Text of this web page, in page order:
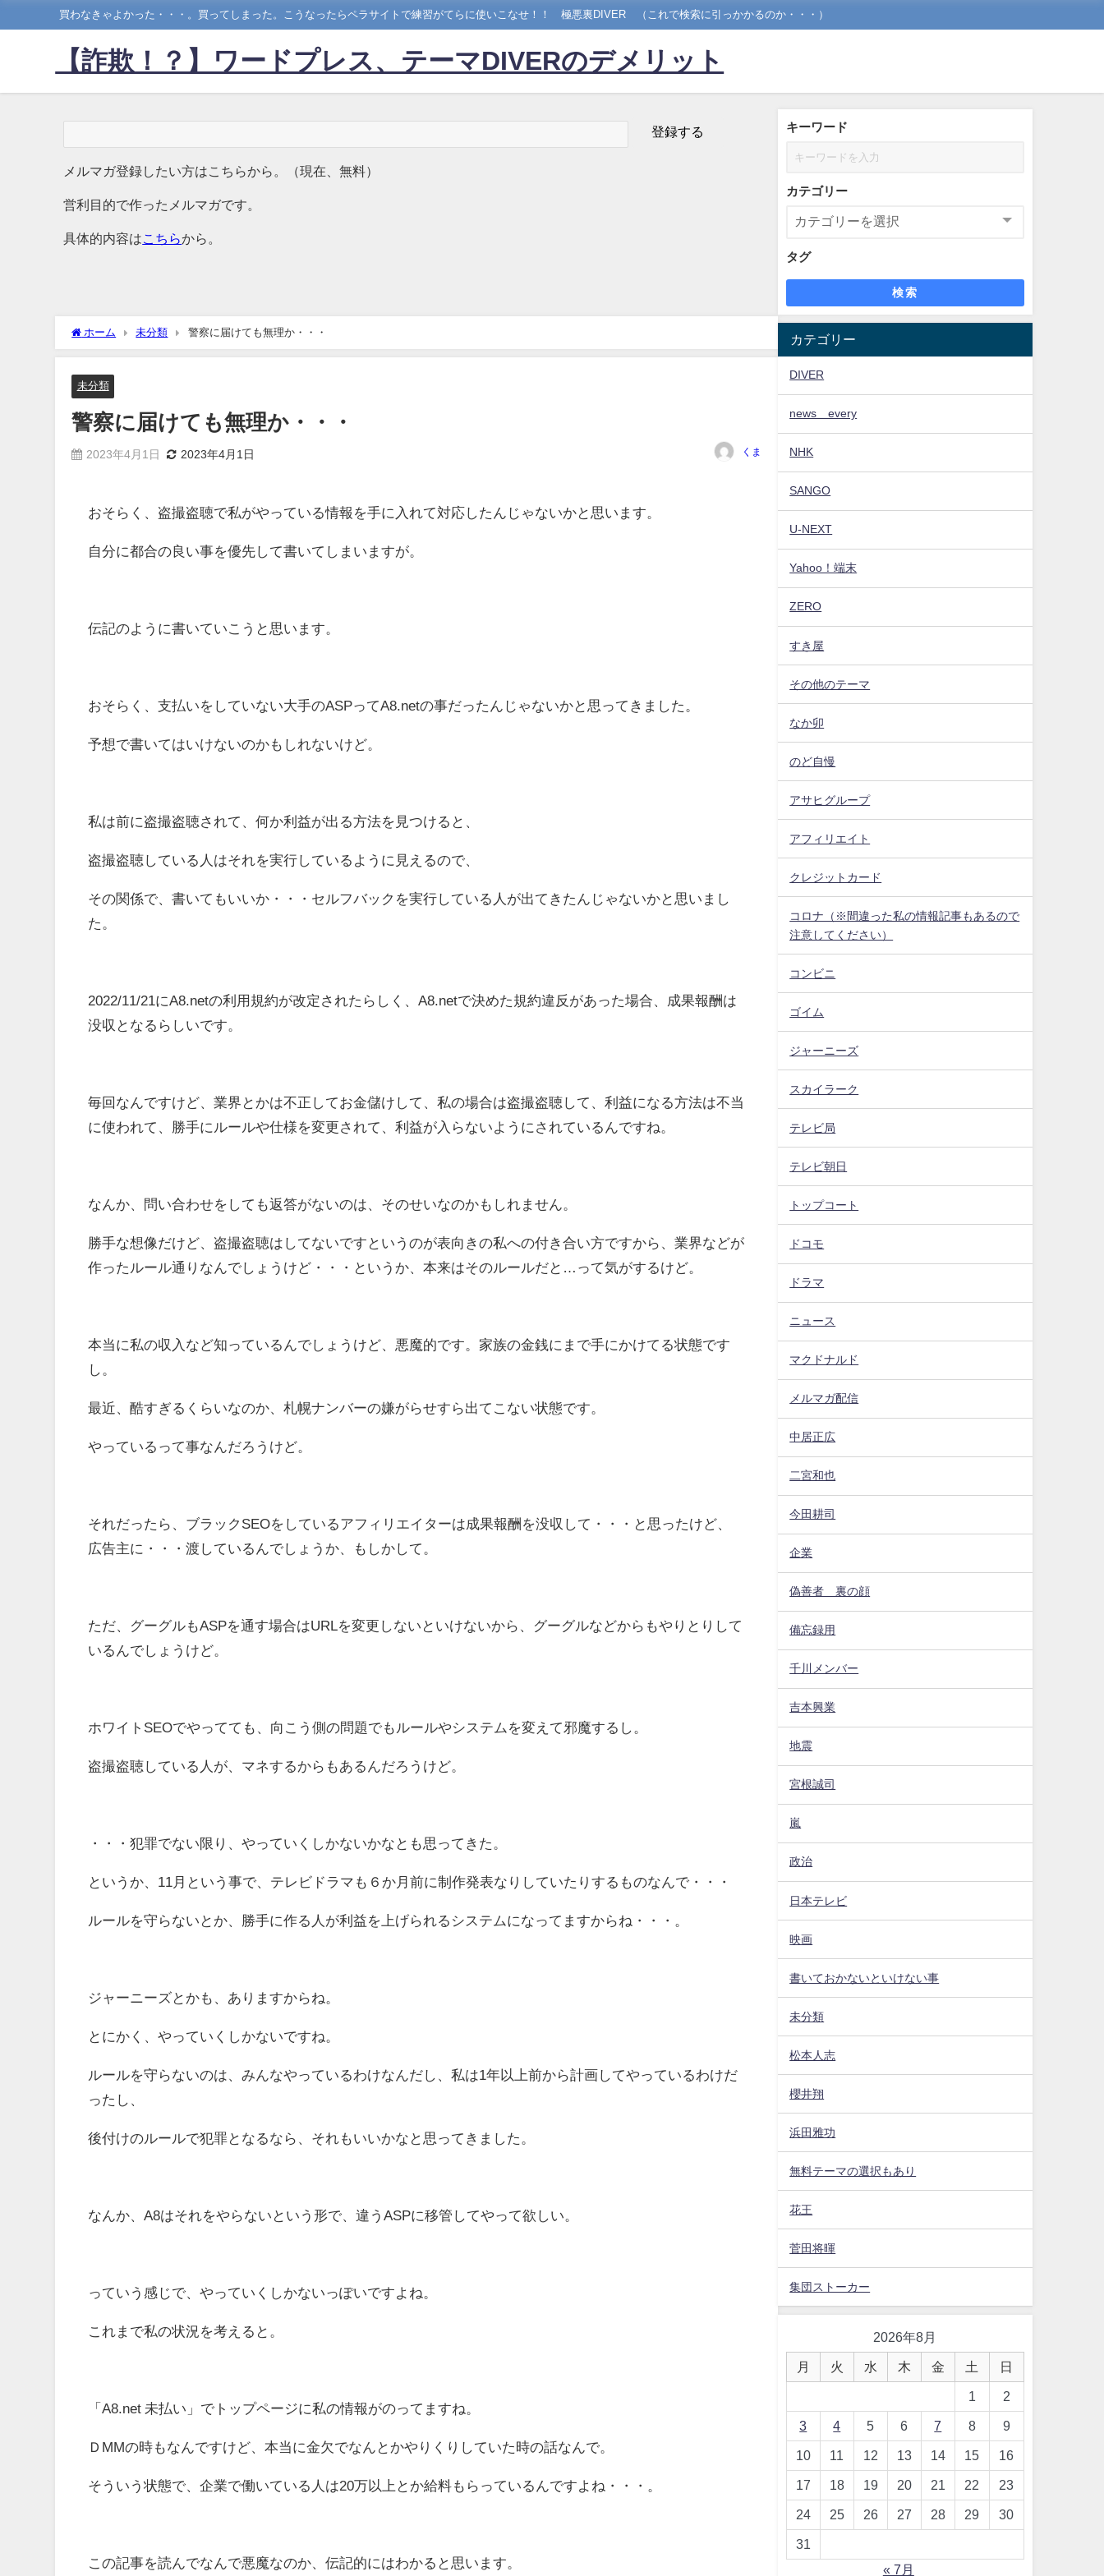
買わなきゃよかった・・・。買ってしまった。こうなったらペラサイトで練習がてらに使いこなせ！！ 極悪裏DIVER （これで検索に引っかかるのか・・・）
【詐欺！？】ワードプレス、テーマDIVERのデメリット
メルマガ登録したい方はこちらから。（現在、無料）
営利目的で作ったメルマガです。
具体的内容は こちらから。
ホーム 未分類 警察に届けても無理か・・・
未分類
警察に届けても無理か・・・
2023年4月1日 2023年4月1日 くま
おそらく、盗撮盗聴で私がやっている情報を手に入れて対応したんじゃないかと思います。
自分に都合の良い事を優先して書いてしまいますが。
伝記のように書いていこうと思います。
おそらく、支払いをしていない大手のASPってA8.netの事だったんじゃないかと思ってきました。
予想で書いてはいけないのかもしれないけど。
私は前に盗撮盗聴されて、何か利益が出る方法を見つけると、
盗撮盗聴している人はそれを実行しているように見えるので、
その関係で、書いてもいいか・・・セルフバックを実行している人が出てきたんじゃないかと思いまし
た。
2022/11/21にA8.netの利用規約が改定されたらしく、A8.netで決めた規約違反があった場合、成果報酬は
没収となるらしいです。
毎回なんですけど、業界とかは不正してお金儲けして、私の場合は盗撮盗聴して、利益になる方法は不当
に使われて、勝手にルールや仕様を変更されて、利益が入らないようにされているんですね。
なんか、問い合わせをしても返答がないのは、そのせいなのかもしれません。
勝手な想像だけど、盗撮盗聴はしてないですというのが表向きの私への付き合い方ですから、業界などが
作ったルール通りなんでしょうけど・・・というか、本来はそのルールだと…って気がするけど。
本当に私の収入など知っているんでしょうけど、悪魔的です。家族の金銭にまで手にかけてる状態です
し。
最近、酷すぎるくらいなのか、札幌ナンバーの嫌がらせすら出てこない状態です。
やっているって事なんだろうけど。
それだったら、ブラックSEOをしているアフィリエイターは成果報酬を没収して・・・と思ったけど、
広告主に・・・渡しているんでしょうか、もしかして。
ただ、グーグルもASPを通す場合はURLを変更しないといけないから、グーグルなどからもやりとりして
いるんでしょうけど。
ホワイトSEOでやってても、向こう側の問題でもルールやシステムを変えて邪魔するし。
盗撮盗聴している人が、マネするからもあるんだろうけど。
・・・犯罪でない限り、やっていくしかないかなとも思ってきた。
というか、11月という事で、テレビドラマも６か月前に制作発表なりしていたりするものなんで・・・
ルールを守らないとか、勝手に作る人が利益を上げられるシステムになってますからね・・・。
ジャーニーズとかも、ありますからね。
とにかく、やっていくしかないですね。
ルールを守らないのは、みんなやっているわけなんだし、私は1年以上前から計画してやっているわけだ
ったし、
後付けのルールで犯罪となるなら、それもいいかなと思ってきました。
なんか、A8はそれをやらないという形で、違うASPに移管してやって欲しい。
っていう感じで、やっていくしかないっぽいですよね。
これまで私の状況を考えると。
「A8.net 未払い」でトップページに私の情報がのってますね。
ＤMMの時もなんですけど、本当に金欠でなんとかやりくりしていた時の話なんで。
そういう状態で、企業で働いている人は20万以上とか給料もらっているんですよね・・・。
この記事を読んでなんで悪魔なのか、伝記的にはわかると思います。
キーワード
カテゴリー
タグ
検索
カテゴリー
DIVER
news every
NHK
SANGO
U-NEXT
Yahoo！端末
ZERO
すき屋
その他のテーマ
なか卯
のど自慢
アサヒグループ
アフィリエイト
クレジットカード
コロナ（※間違った私の情報記事もあるので
注意してください）
コンビニ
ゴイム
ジャーニーズ
スカイラーク
テレビ局
テレビ朝日
トップコート
ドコモ
ドラマ
ニュース
マクドナルド
メルマガ配信
中居正広
二宮和也
今田耕司
企業
偽善者 裏の顔
備忘録用
千川メンバー
吉本興業
地震
宮根誠司
嵐
政治
日本テレビ
映画
書いておかないといけない事
未分類
松本人志
櫻井翔
浜田雅功
無料テーマの選択もあり
花王
菅田将暉
集団ストーカー
2026年8月
月 火 水 木 金 土 日
1 2
3 4 5 6 7 8 9
10 11 12 13 14 15 16
17 18 19 20 21 22 23
24 25 26 27 28 29 30
31
« 7月